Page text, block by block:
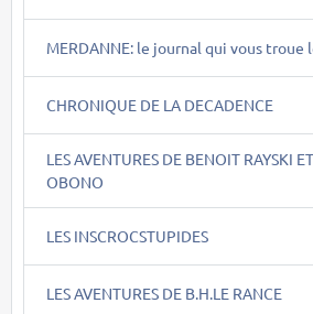
MERDANNE: le journal qui vous troue
CHRONIQUE DE LA DECADENCE
LES AVENTURES DE BENOIT RAYSKI
OBONO
LES INSCROCSTUPIDES
LES AVENTURES DE B.H.LE RANCE